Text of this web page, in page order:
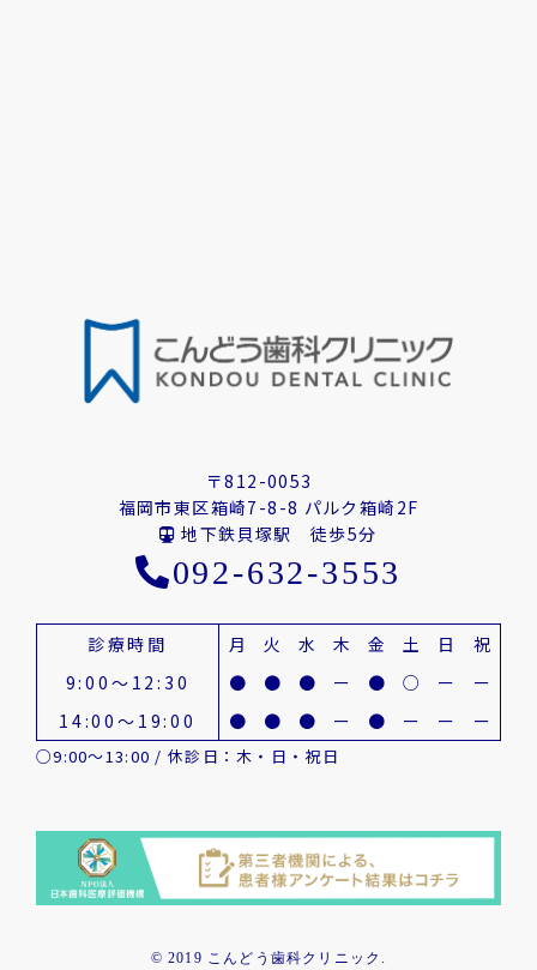
〒812-0053
福岡市東区箱崎7-8-8 パルク箱崎2F
地下鉄貝塚駅 徒歩5分
092-632-3553
診療時間 月 火 水 木 金 土 日
祝
9:00～12:30
● ● ● ー ● ○ ー
ー
14:00～19:00
● ● ● ー ● ー ー ー
○9:00～13:00 / 休診日：木・日・祝日
© 2019 こんどう歯科クリニック.